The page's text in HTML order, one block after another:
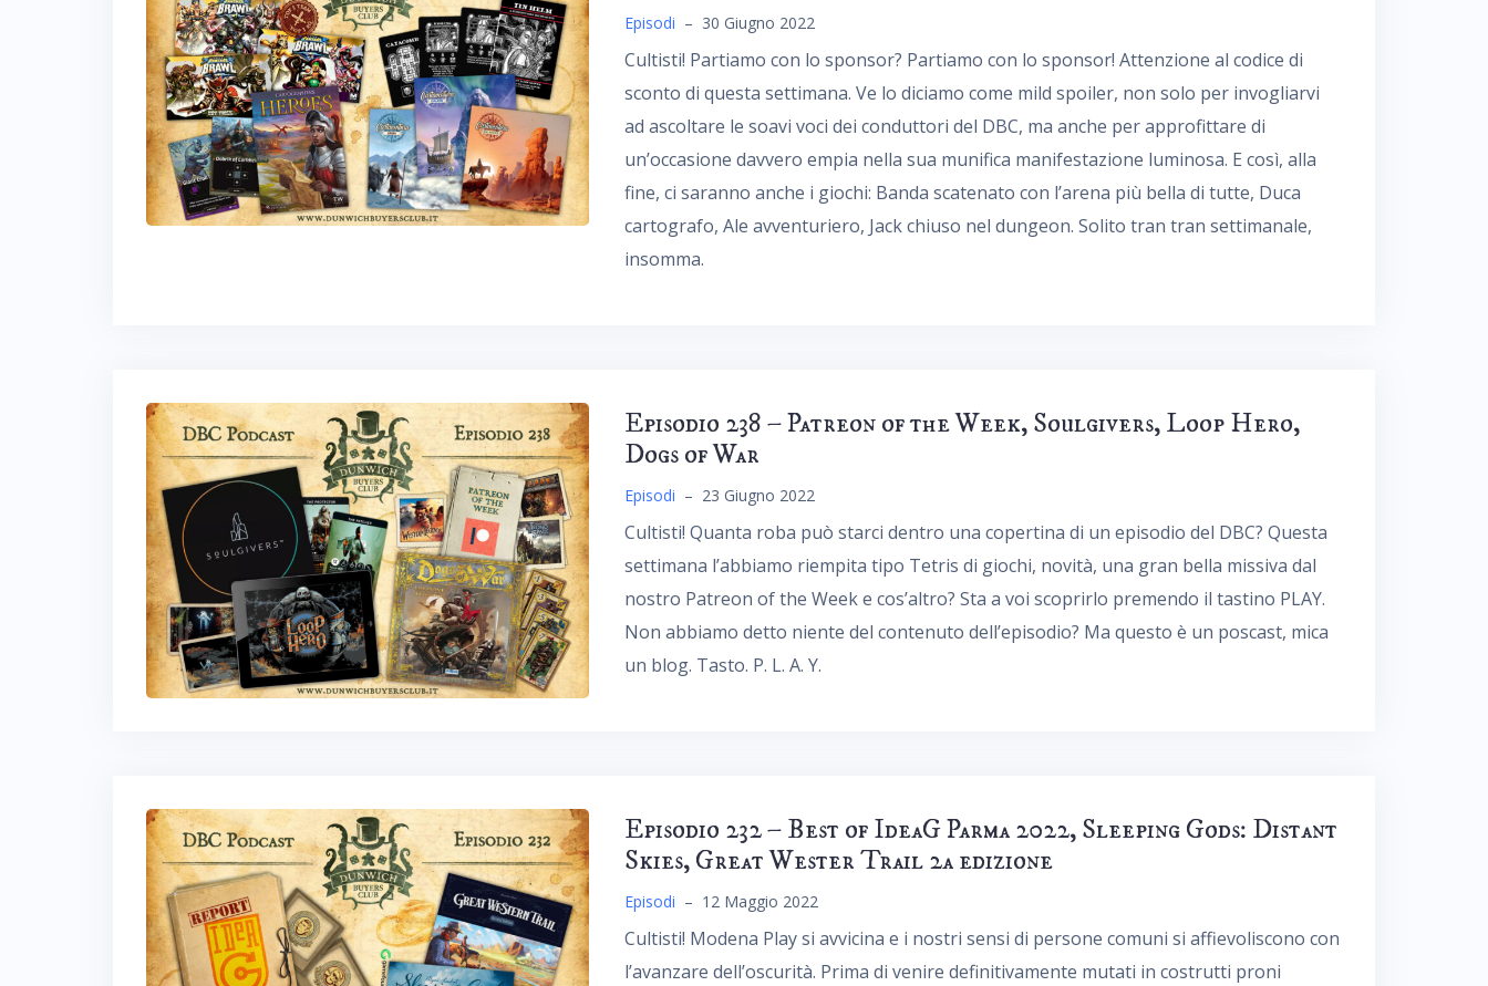
Episodi – 30 Giugno 2022
Cultisti! Partiamo con lo sponsor? Partiamo con lo sponsor! Attenzione al codice di
sconto di questa settimana. Ve lo diciamo come mild spoiler, non solo per invogliarvi
ad ascoltare le soavi voci dei conduttori del DBC, ma anche per approfittare di
un’occasione davvero empia nella sua munifica manifestazione luminosa. E così, alla
fine, ci saranno anche i giochi: Banda scatenato con l’arena più bella di tutte, Duca
cartografo, Ale avventuriero, Jack chiuso nel dungeon. Solito tran tran settimanale,
insomma.
Episodio 238 – Patreon of the Week, Soulgivers, Loop Hero,
Dogs of War
Episodi – 23 Giugno 2022
Cultisti! Quanta roba può starci dentro una copertina di un episodio del DBC? Questa
settimana l’abbiamo riempita tipo Tetris di giochi, novità, una gran bella missiva dal
nostro Patreon of the Week e cos’altro? Sta a voi scoprirlo premendo il tastino PLAY.
Non abbiamo detto niente del contenuto dell’episodio? Ma questo è un poscast, mica
un blog. Tasto. P. L. A. Y.
Episodio 232 – Best of IdeaG Parma 2022, Sleeping Gods: Distant
Skies, Great Wester Trail 2a edizione
Episodi – 12 Maggio 2022
Cultisti! Modena Play si avvicina e i nostri sensi di persone comuni si affievoliscono con
l’avanzare dell’oscurità. Prima di venire definitivamente mutati in costrutti proni